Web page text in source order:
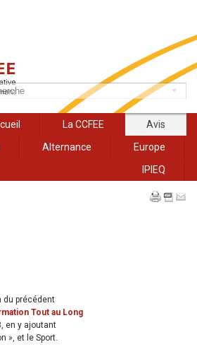
La CCFEE
Avis
Alternance
Europe
IPIEQ
du précédent
Tout au Long
en y ajoutant
», et le Sport.